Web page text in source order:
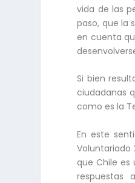
vida de las
paso, que la
en cuenta
Si bien
ciudadanas
como es la
En este
Voluntariado
que Chile es
respuestas